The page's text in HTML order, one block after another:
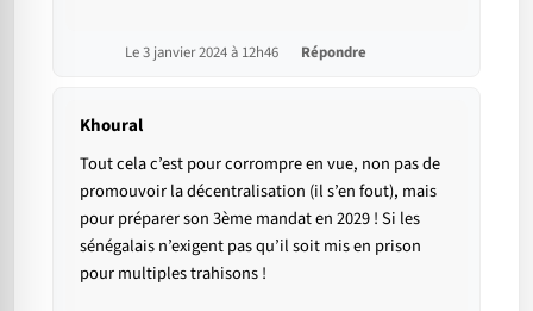
Le 3 janvier 2024 à 12h46 Répondre
Khoural
Tout cela c’est pour corrompre en vue, non pas de
promouvoir la décentralisation (il s’en fout), mais
pour préparer son 3ème mandat en 2029 ! Si les
sénégalais n’exigent pas qu’il soit mis en prison
pour multiples trahisons !